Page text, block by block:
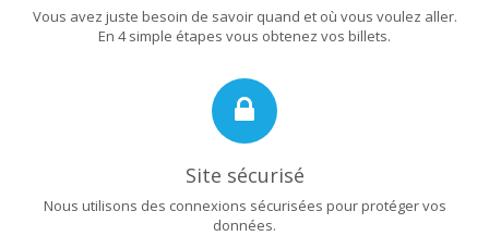
Vous avez juste besoin de savoir quand et où vous voulez aller.
En 4 simple étapes vous obtenez vos billets.
Site sécurisé
Nous utilisons des connexions sécurisées pour protéger vos
données.